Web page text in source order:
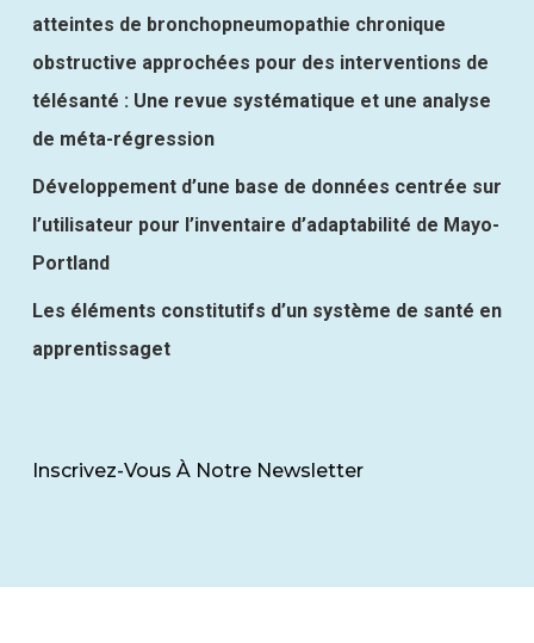
atteintes de bronchopneumopathie chronique
obstructive approchées pour des interventions de
télésanté : Une revue systématique et une analyse
de méta-régression
Développement d’une base de données centrée sur
l’utilisateur pour l’inventaire d’adaptabilité de Mayo-
Portland
Les éléments constitutifs d’un système de santé en
apprentissaget
Inscrivez-Vous À Notre Newsletter